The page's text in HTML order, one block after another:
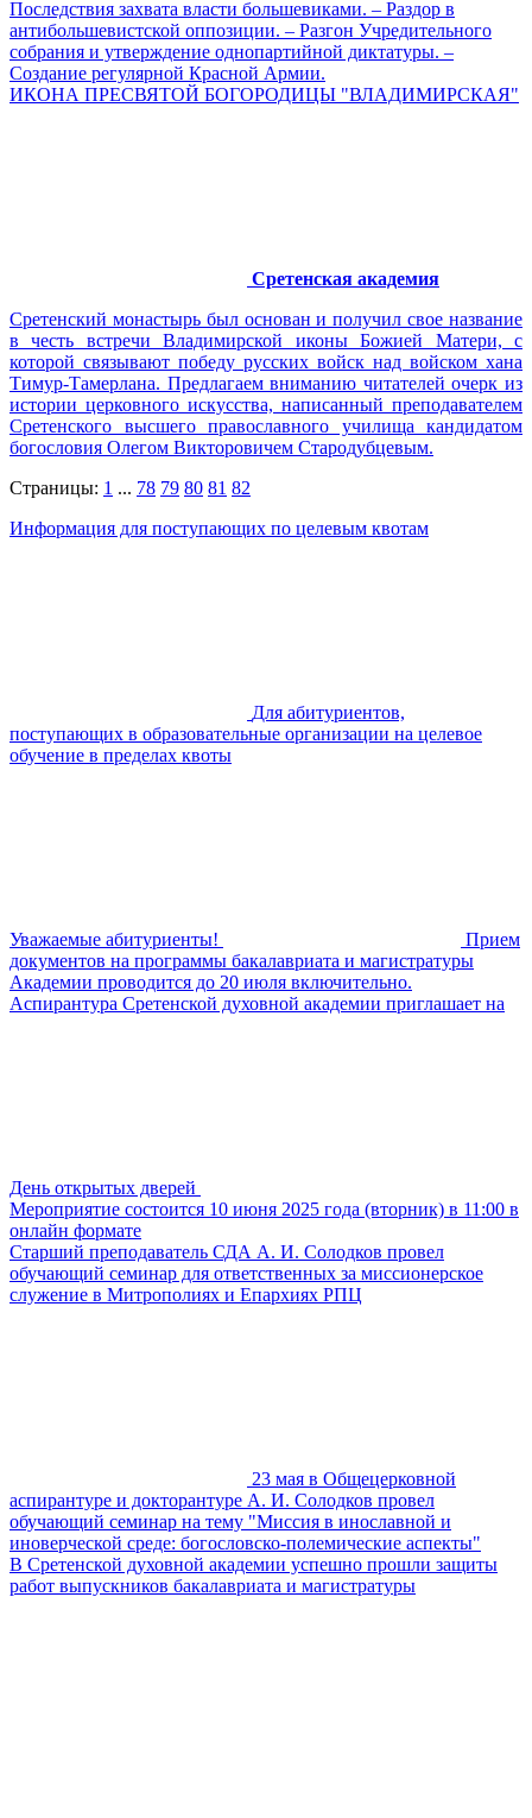
Последствия захвата власти большевиками. – Раздор в
антибольшевистской оппозиции. – Разгон Учредительного
собрания и утверждение однопартийной диктатуры. –
Создание регулярной Красной Армии.
ИКОНА ПРЕСВЯТОЙ БОГОРОДИЦЫ "ВЛАДИМИРСКАЯ"
Сретенская академия
Cретенский монастырь был основан и получил свое название
в честь встречи Владимирской иконы Божией Матери, с
которой связывают победу русских войск над войском хана
Тимур-Тамерлана. Предлагаем вниманию читателей очерк из
истории церковного искусства, написанный преподавателем
Сретенского высшего православного училища кандидатом
богословия Олегом Викторовичем Стародубцевым.
Страницы: 1 ... 78 79 80 81 82
Информация для поступающих по целевым квотам
Для абитуриентов,
поступающих в образовательные организации на целевое
обучение в пределах квоты
Уважаемые абитуриенты!
Прием
документов на программы бакалавриата и магистратуры
Академии проводится до 20 июля включительно.
Аспирантура Сретенской духовной академии приглашает на
День открытых дверей
Мероприятие состоится 10 июня 2025 года (вторник) в 11:00 в
онлайн формате
Старший преподаватель СДА А. И. Солодков провел
обучающий семинар для ответственных за миссионерское
служение в Митрополиях и Епархиях РПЦ
23 мая в Общецерковной
аспирантуре и докторантуре А. И. Солодков провел
обучающий семинар на тему "Миссия в инославной и
иноверческой среде: богословско-полемические аспекты"
В Сретенской духовной академии успешно прошли защиты
работ выпускников бакалавриата и магистратуры